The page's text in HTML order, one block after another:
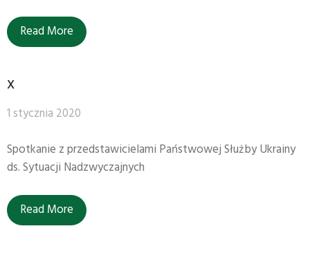
Read More
x
1 stycznia 2020
Spotkanie z przedstawicielami Państwowej Służby Ukrainy
ds. Sytuacji Nadzwyczajnych
Read More